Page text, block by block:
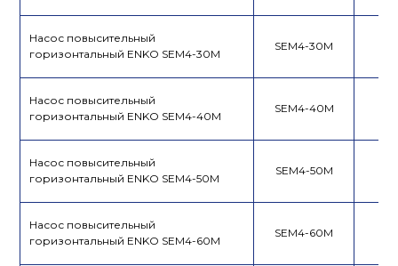
Насос повысительный
горизонтальный ENKO SEM4-30M
SEM4-30M
Насос повысительный
горизонтальный ENKO SEM4-40M
SEM4-40M
Насос повысительный
горизонтальный ENKO SEM4-50M
SEM4-50M
Насос повысительный
горизонтальный ENKO SEM4-60M
SEM4-60M